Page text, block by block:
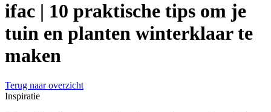
ifac | 10 praktische tips om je
tuin en planten winterklaar te
maken
Terug naar overzicht
Inspiratie